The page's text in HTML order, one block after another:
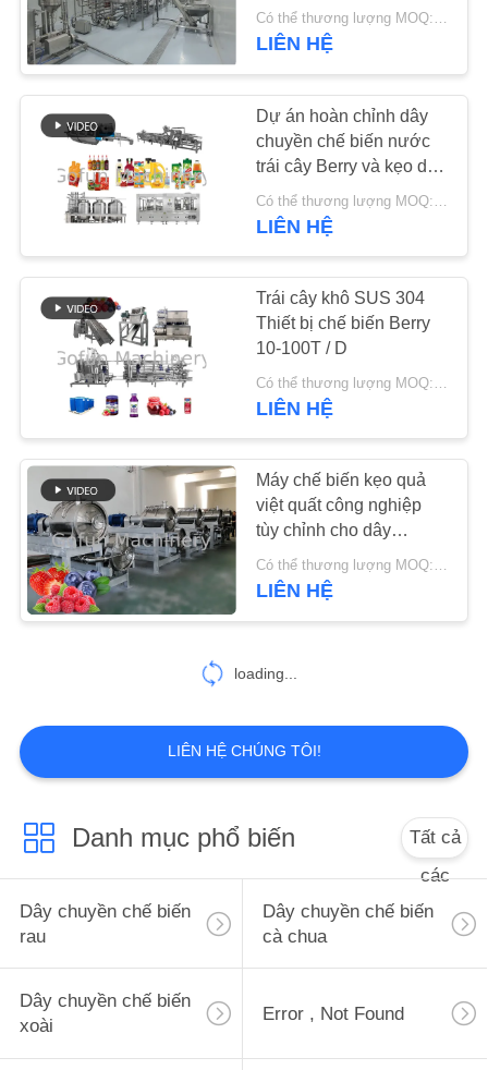
HỢP
YÊU
CẦU
BÁO
SƠ
ĐỒ
TRANG
WEB
CHÍNH
SÁCH
BẢO
MẬT
Nhà máy chế biến
22
Nhà máy chế biến
cà rốt
15
Thiết bị chế biến
30
Dây chuyền chế
biến trái cây
81
chuyền bộ máy đầy đủ
cho các nhà máy chế
Có thể thương lượng MOQ:1 bộ
LIÊN HỆ
Dự án hoàn chỉnh dây
chuyền chế biến nước
trái cây Berry và kẹo dẻo
Bao gồm lắp đặt thiết bị
và đào tạo
LIÊN HỆ
Trái cây khô SUS 304
Thiết bị chế biến Berry
10-100T / D
Có thể thương lượng MOQ:1 bộ
LIÊN HỆ
Máy chế biến kẹo quả
việt quất công nghiệp
tùy chỉnh cho dây
chuyền sản xuất sản
phẩm việt quất
Có thể thương lượng MOQ:1 bộ
LIÊN HỆ
loading...
LIÊN HỆ CHÚNG TÔI!
Danh mục phổ biến
Tất cả
các
Dây chuyền chế biến
rau
Dây chuyền chế biến
cà chua
Dây chuyền chế biến
xoài
Error , Not Found